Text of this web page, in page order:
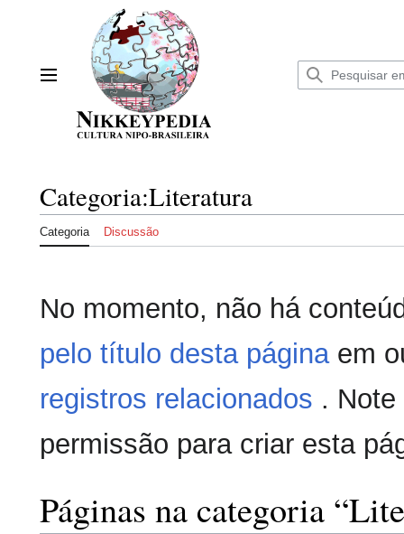
Menu principal
Categoria:Literatura
Categoria Discussão
No momento, não há
pelo título desta páginaem
registros relacionados .
permissão para criar esta
Páginas na categoria